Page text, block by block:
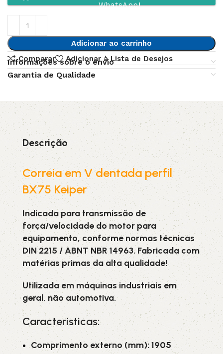
WhatsApp!
Adicionar ao carrinho
Comparar
Adicionar à Lista de Desejos
Informações sobre o envio
Garantia de Qualidade
Descrição
Correia em V dentada perfil
BX75 Keiper
Indicada para transmissão de
força/velocidade do motor para
equipamento, conforme normas técnicas
DIN 2215 / ABNT NBR 14963. Fabricada com
matérias primas da alta qualidade!
Utilizada em máquinas industriais em
geral, não automotiva.
Características:
Comprimento externo (mm): 1905